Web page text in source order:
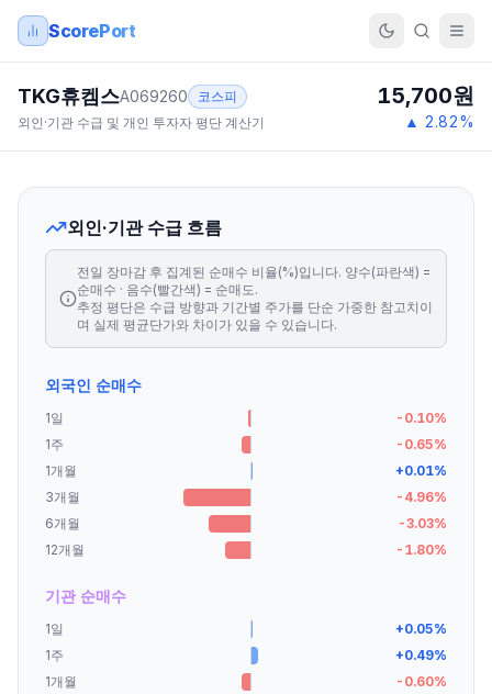
ScorePort
TKG휴켐스A069260
코스피
외인·기관 수급 및 개인 투자자 평단 계산기
15,700원
▲ 2.82%
외인·기관 수급 흐름
전일 장마감 후 집계된 순매수 비율(%)입니다. 양수(파란색) =
순매수 · 음수(빨간색) = 순매도.
추정 평단은 수급 방향과 기간별 주가를 단순 가중한 참고치이
며 실제 평균단가와 차이가 있을 수 있습니다.
외국인 순매수
1일 -0.10%
1주
-0.65%
1개월
+0.01%
3개월
-4.96%
6개월
-3.03%
12개월
-1.80%
기관 순매수
1일 +0.05%
1주
+0.49%
1개월
-0.60%